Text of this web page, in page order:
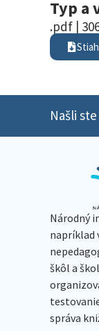
Typ a
.pdf |
Našli
Národný
napríklad
škôl a
správa